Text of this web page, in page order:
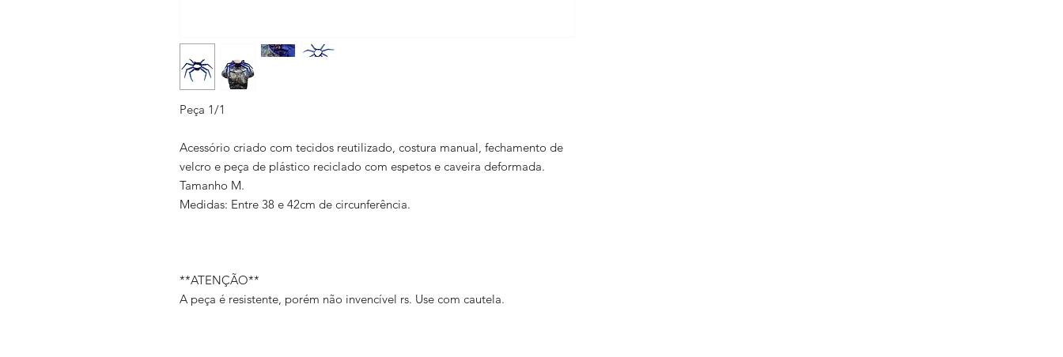
Peça 1/1
Acessório criado com tecidos reutilizado, costura manual, fechamento de
velcro e peça de plástico reciclado com espetos e caveira deformada.
Tamanho M.
Medidas: Entre 38 e 42cm de circunferência.
**ATENÇÃO**
A peça é resistente, porém não invencível rs. Use com cautela.